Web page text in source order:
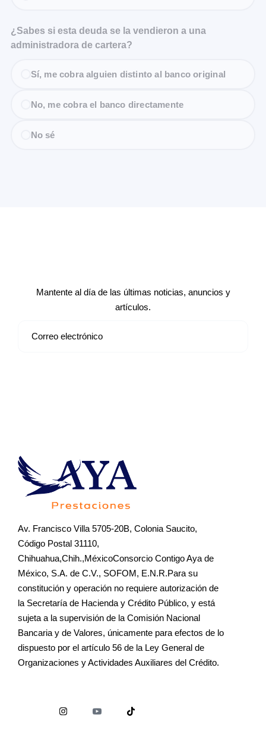
¿Sabes si esta deuda se la vendieron a una
administradora de cartera?
Sí, me cobra alguien distinto al banco original
No, me cobra el banco directamente
No sé
Mantente al día de las últimas noticias, anuncios y
artículos.
Av. Francisco Villa 5705-20B, Colonia Saucito,
Código Postal 31110,
Chihuahua,Chih.,MéxicoConsorcio Contigo Aya de
México, S.A. de C.V., SOFOM, E.N.R.Para su
constitución y operación no requiere autorización de
la Secretaría de Hacienda y Crédito Público, y está
sujeta a la supervisión de la Comisión Nacional
Bancaria y de Valores, únicamente para efectos de lo
dispuesto por el artículo 56 de la Ley General de
Organizaciones y Actividades Auxiliares del Crédito.